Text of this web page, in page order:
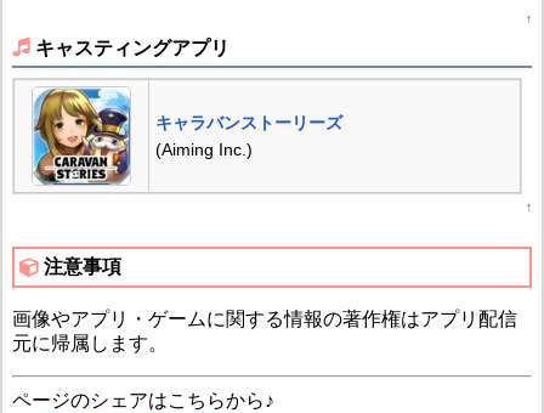
↑
キャスティングアプリ
キャラバンストーリーズ
(Aiming Inc.)
↑
注意事項
画像やアプリ・ゲームに関する情報の著作権はアプリ配信
元に帰属します。
ページのシェアはこちらから♪